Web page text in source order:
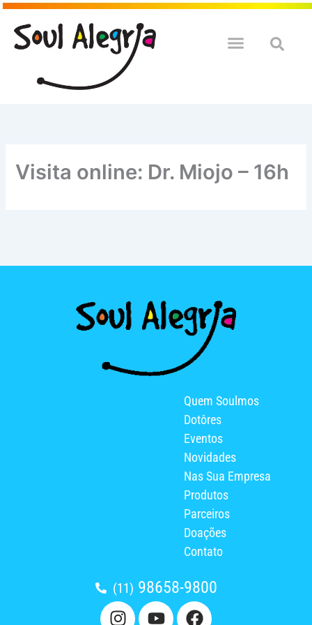
Ir
para
Visita online: Dr. Miojo – 16h
Quem Soulmos
Dotôres
Eventos
Novidades
Nas Sua Empresa
Produtos
Parceiros
Doações
Contato
(11) 98658-9800
I
Y
F